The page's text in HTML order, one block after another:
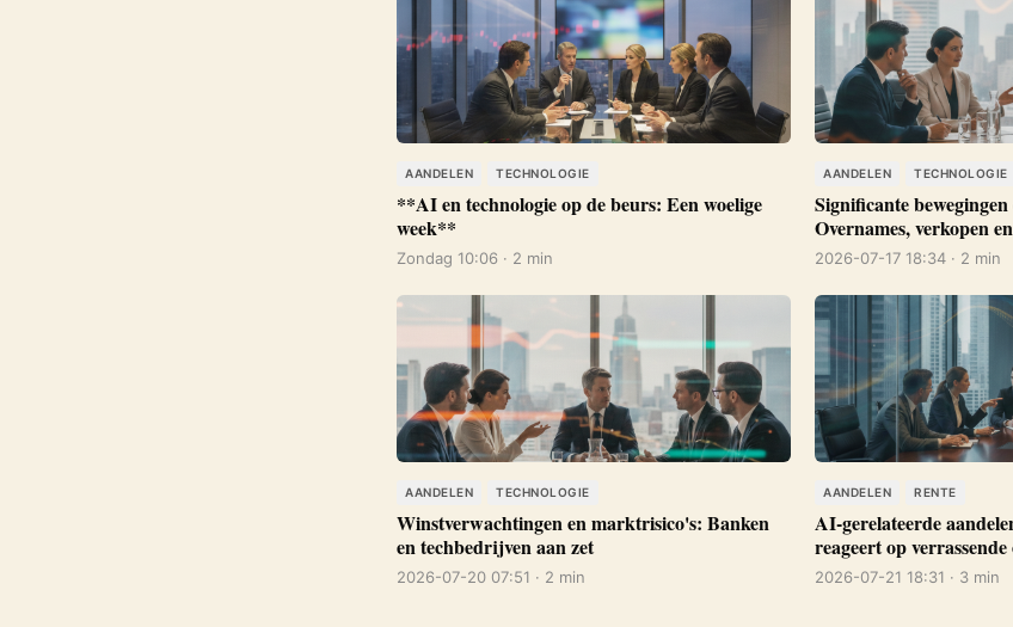
AANDELEN TECHNOLOGIE
**AI en technologie op de beurs: Een woelige
week**
Zondag 10:06 · 2 min
AANDELEN TECHNOLOGIE
Significante
Overnames, verkopen
2026-07-17 18:34 · 2 min
AANDELEN TECHNOLOGIE
Winstverwachtingen en marktrisico's: Banken
en techbedrijven aan zet
2026-07-20 07:51 · 2 min
AANDELEN RENTE
AI-gerelateerde
reageert op
2026-07-21 18:31 · 3 min